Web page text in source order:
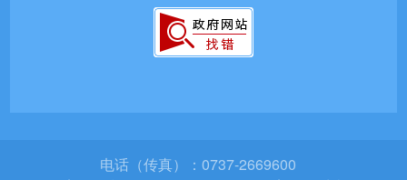
电话（传真）：0737-2669600